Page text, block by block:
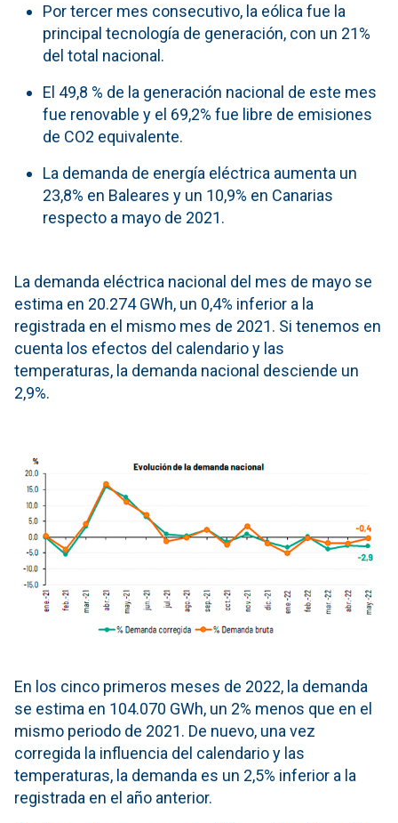
Por tercer mes consecutivo, la eólica fue la
principal tecnología de generación, con un 21%
del total nacional.
El 49,8 % de la generación nacional de este mes
fue renovable y el 69,2% fue libre de emisiones
de CO2 equivalente.
La demanda de energía eléctrica aumenta un
23,8% en Baleares y un 10,9% en Canarias
respecto a mayo de 2021.
La demanda eléctrica nacional del mes de mayo se
estima en 20.274 GWh, un 0,4% inferior a la
registrada en el mismo mes de 2021. Si tenemos en
cuenta los efectos del calendario y las
temperaturas, la demanda nacional desciende un
2,9%.
En los cinco primeros meses de 2022, la demanda
se estima en 104.070 GWh, un 2% menos que en el
mismo periodo de 2021. De nuevo, una vez
corregida la influencia del calendario y las
temperaturas, la demanda es un 2,5% inferior a la
registrada en el año anterior.